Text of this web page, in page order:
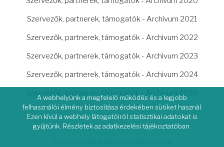
Szervezők, partnerek, támogatók - Archivum 2021
Szervezők, partnerek, támogatók - Archivum 2022
Szervezők, partnerek, támogatók - Archivum 2023
Szervezők, partnerek, támogatók - Archivum 2024
Szervezők, partnerek, támogatók - Archivum 2025
A webhelyünk a megfelelő működés és a legjobb
felhasználói élmény biztosítása érdekében sütiket használ.
Ezen kívül a webhely látogatóiról statisztikai adatokat is
gyűjtünk. Részletek az adatkezelési tájékoztatóban.